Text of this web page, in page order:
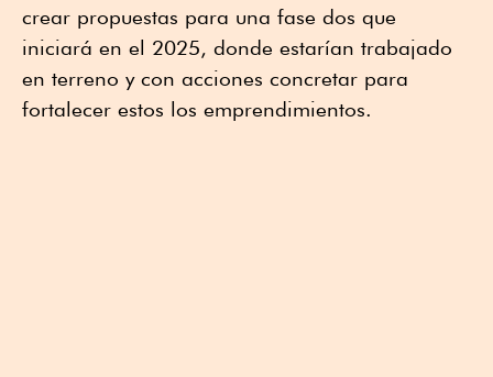
crear propuestas para una fase dos que
iniciará en el 2025, donde estarían trabajado
en terreno y con acciones concretar para
fortalecer estos los emprendimientos.